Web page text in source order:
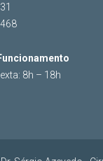
8h – 18h